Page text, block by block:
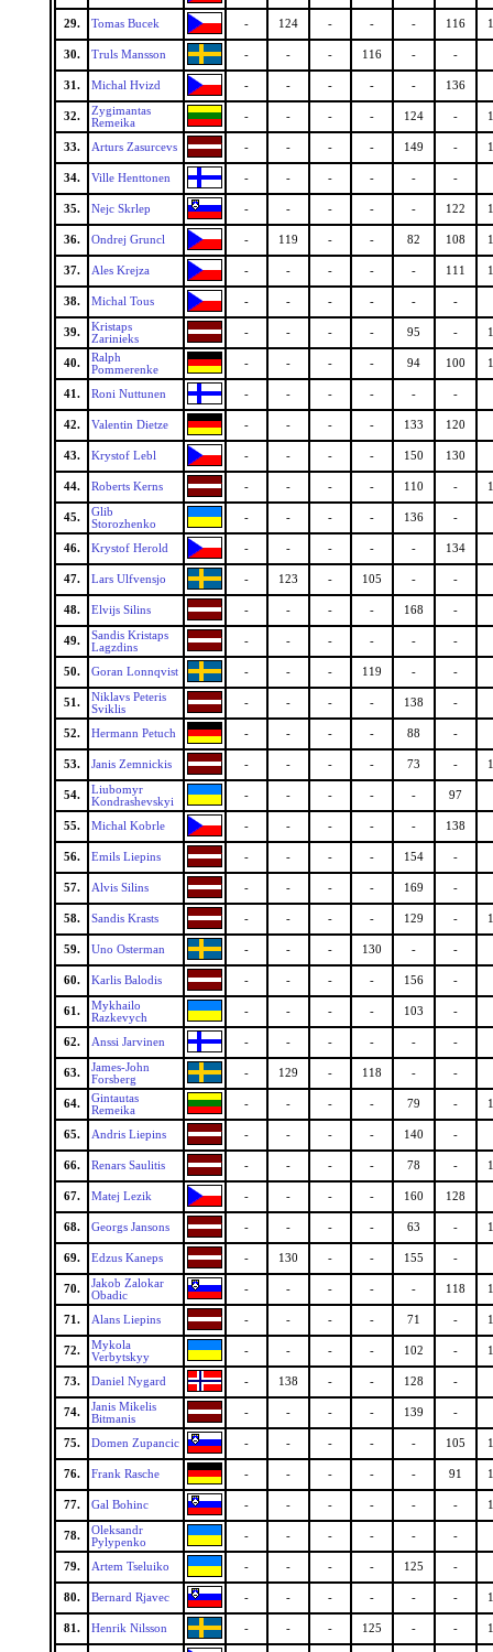
29. Tomas Bucek - 124 - - - 116
30. Truls Mansson - - - 116 - -
31. Michal Hvizd - - - - - 136
32.
Zygimantas
Remeika
- - - - 124 -
33. Arturs Zasurcevs - - - - 149 -
34. Ville Henttonen - - - - - -
35. Nejc Skrlep - - - - - 122
36. Ondrej Gruncl - 119 - - 82 108
37. Ales Krejza - - - - - 111
38. Michal Tous - - - - - -
39.
Kristaps
Zarinieks
- - - - 95 -
40.
Ralph
Pommerenke
- - - - 94 100
41. Roni Nuttunen - - - - - -
42. Valentin Dietze - - - - 133 120
43. Krystof Lebl - - - - 150 130
44. Roberts Kerns - - - - 110 -
45.
Glib
Storozhenko
- - - - 136 -
46. Krystof Herold - - - - - 134
47. Lars Ulfvensjo - 123 - 105 - -
48. Elvijs Silins - - - - 168 -
49.
Sandis Kristaps
Lagzdins
- - - - - -
50. Goran Lonnqvist - - - 119 - -
51.
Niklavs Peteris
Sviklis
- - - - 138 -
52. Hermann Petuch - - - - 88 -
53. Janis Zemnickis - - - - 73 -
54.
Liubomyr
Kondrashevskyi
- - - - - 97
55. Michal Kobrle - - - - - 138
56. Emils Liepins - - - - 154 -
57. Alvis Silins - - - - 169 -
58. Sandis Krasts - - - - 129 -
59. Uno Osterman - - - 130 - -
60. Karlis Balodis - - - - 156 -
61.
Mykhailo
Razkevych
- - - - 103 -
62. Anssi Jarvinen - - - - - -
63.
James-John
Forsberg
- 129 - 118 - -
64.
Gintautas
Remeika
- - - - 79 -
65. Andris Liepins - - - - 140 -
66. Renars Saulitis - - - - 78 -
67. Matej Lezik - - - - 160 128
68. Georgs Jansons - - - - 63 -
69. Edzus Kaneps - 130 - - 155 -
70.
Jakob Zalokar
Obadic
- - - - - 118
71. Alans Liepins - - - - 71 -
72.
Mykola
Verbytskyy
- - - - 102 -
73. Daniel Nygard - 138 - - 128 -
74.
Janis Mikelis
Bitmanis
- - - - 139 -
75. Domen Zupancic - - - - - 105
76. Frank Rasche - - - - - 91
77. Gal Bohinc - - - - - -
78.
Oleksandr
Pylypenko
- - - - - -
79. Artem Tseluiko - - - - 125 -
80. Bernard Rjavec - - - - - -
81. Henrik Nilsson - - - 125 - -